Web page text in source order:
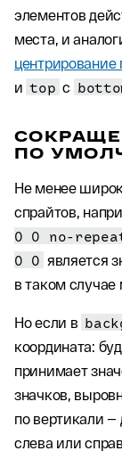
элементов
места, и
центрирование
и top с
ПО
Не менее
спрайтов,
0 0 no-
0 0 является
в таком случае
Но если в
координата:
принимает
значков,
по вертикали
слева или